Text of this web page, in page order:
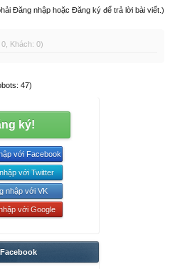
Đăng nhập hoặc Đăng ký để trả lời bài viết.)
Khách: 0)
47)
ký!
với Facebook
với Twitter
nhập với VK
với Google